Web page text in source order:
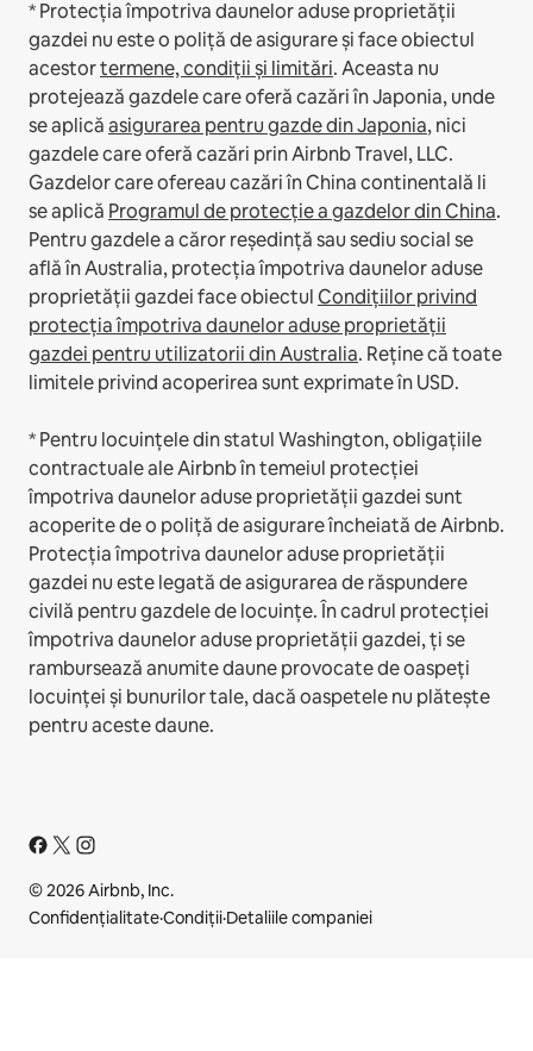
* Protecția împotriva daunelor aduse proprietății
gazdei nu este o poliță de asigurare și face obiectul
acestortermene, condiții și limitări.Aceasta nu
protejează gazdele care oferă cazări în Japonia, unde
se aplicăasigurarea pentru gazde din Japonia, nici
gazdele care oferă cazări prin Airbnb Travel, LLC.
Gazdelor care ofereau cazări în China continentală li
se aplică Programul de protecție a gazdelor din China.
Pentru gazdele a căror reședință sau sediu social se
află în Australia, protecția împotriva daunelor aduse
proprietății gazdei face obiectulCondițiilor privind
protecția împotriva daunelor aduse proprietății
gazdei pentru utilizatorii din Australia. Reține că toate
limitele privind acoperirea sunt exprimate în USD.
* Pentru locuințele din statul Washington, obligațiile
contractuale ale Airbnb în temeiul protecției
împotriva daunelor aduse proprietății gazdei sunt
acoperite de o poliță de asigurare încheiată de Airbnb.
Protecția împotriva daunelor aduse proprietății
gazdei nu este legată de asigurarea de răspundere
civilă pentru gazdele de locuințe. În cadrul protecției
împotriva daunelor aduse proprietății gazdei, ți se
rambursează anumite daune provocate de oaspeți
locuinței și bunurilor tale, dacă oaspetele nu plătește
pentru aceste daune.
© 2026 Airbnb, Inc.
Confidențialitate·Condiții·Detaliile companiei